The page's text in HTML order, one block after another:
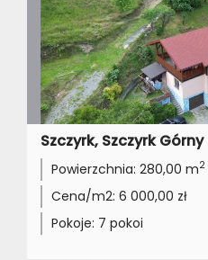
Szczyrk, Szczyrk Górny
Powierzchnia: 280,00 m2
Cena/m2: 6 000,00 zł
Pokoje: 7 pokoi